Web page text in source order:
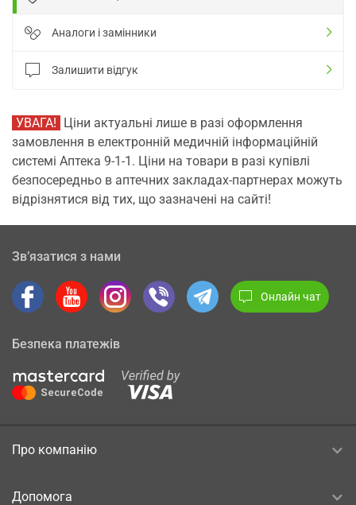
Аналоги і замінники
Залишити відгук
УВАГА! Ціни актуальні лише в разі оформлення
замовлення в електронній медичній інформаційній
системі Аптека 9-1-1. Ціни на товари в разі купівлі
безпосередньо в аптечних закладах-партнерах можуть
відрізнятися від тих, що зазначені на сайті!
Зв’язатися з нами
Онлайн чат
Безпека платежів
Про компанію
Допомога